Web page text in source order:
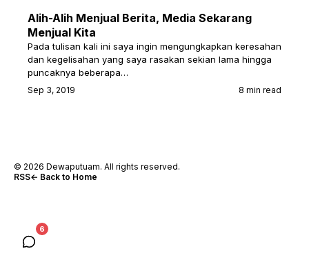
Alih-Alih Menjual Berita, Media Sekarang
Menjual Kita
Pada tulisan kali ini saya ingin mengungkapkan keresahan
dan kegelisahan yang saya rasakan sekian lama hingga
puncaknya beberapa…
Sep 3, 2019 8 min read
© 2026 Dewaputuam. All rights reserved.
RSS← Back to Home
6